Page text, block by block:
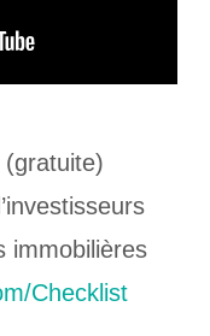
(gratuite)
immobilières
Checklist